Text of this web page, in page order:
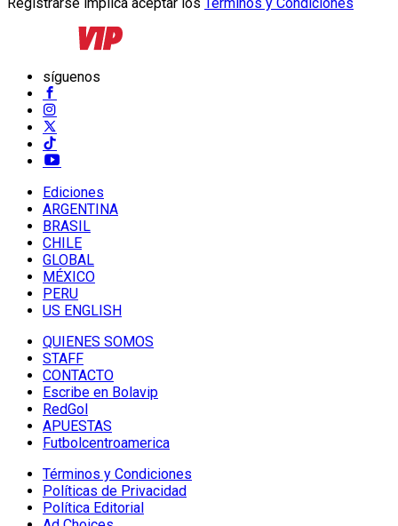
síguenos
Ediciones
ARGENTINA
BRASIL
CHILE
GLOBAL
MÉXICO
PERU
US ENGLISH
QUIENES SOMOS
STAFF
CONTACTO
Escribe en Bolavip
RedGol
APUESTAS
Futbolcentroamerica
Términos y Condiciones
Políticas de Privacidad
Política Editorial